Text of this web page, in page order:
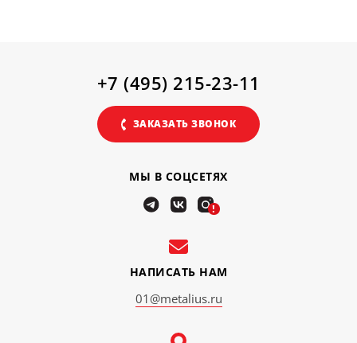
НАПИСАТЬ НАМ
01@metalius.ru
МЫ В СОЦСЕТЯХ
!
+7 (495) 215-23-11
ЗАКАЗАТЬ ЗВОНОК